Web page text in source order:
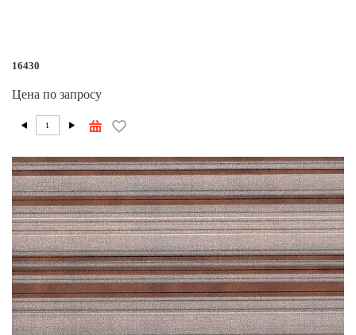
16430
Цена по запросу